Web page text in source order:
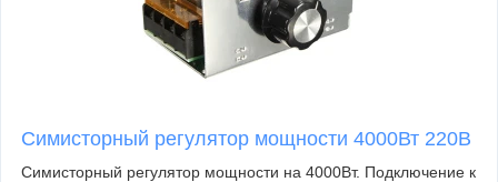
Симисторный регулятор мощности 4000Вт 220В
Симисторный регулятор мощности на 4000Вт. Подключение к